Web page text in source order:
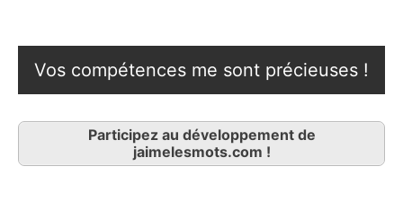
Vos compétences me sont précieuses !
Participez au développement de
jaimelesmots.com !